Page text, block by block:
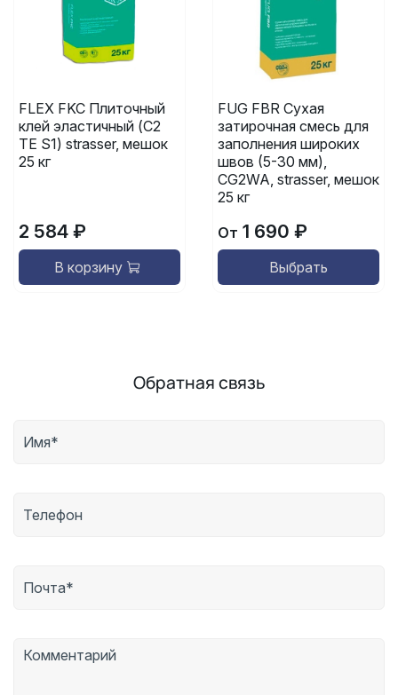
FLEX FKC Плиточный
клей эластичный (C2
TE S1) strasser, мешок
25 кг
2 584 ₽
В корзину
FUG FBR Сухая
затирочная смесь для
заполнения широких
швов (5-30 мм),
CG2WA, strasser, мешок
25 кг
От 1 690 ₽
Выбрать
Обратная связь